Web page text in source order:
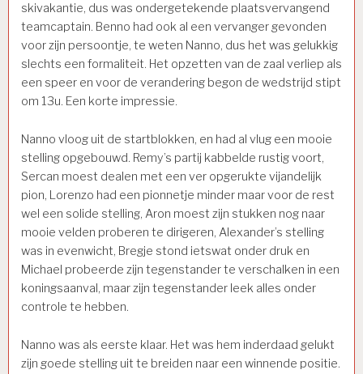
skivakantie, dus was ondergetekende plaatsvervangend
teamcaptain. Benno had ook al een vervanger gevonden
voor zijn persoontje, te weten Nanno, dus het was gelukkig
slechts een formaliteit. Het opzetten van de zaal verliep als
een speer en voor de verandering begon de wedstrijd stipt
om 13u. Een korte impressie.
Nanno vloog uit de startblokken, en had al vlug een mooie
stelling opgebouwd. Remy’s partij kabbelde rustig voort,
Sercan moest dealen met een ver opgerukte vijandelijk
pion, Lorenzo had een pionnetje minder maar voor de rest
wel een solide stelling, Aron moest zijn stukken nog naar
mooie velden proberen te dirigeren, Alexander’s stelling
was in evenwicht, Bregje stond ietswat onder druk en
Michael probeerde zijn tegenstander te verschalken in een
koningsaanval, maar zijn tegenstander leek alles onder
controle te hebben.
Nanno was als eerste klaar. Het was hem inderdaad gelukt
zijn goede stelling uit te breiden naar een winnende positie.